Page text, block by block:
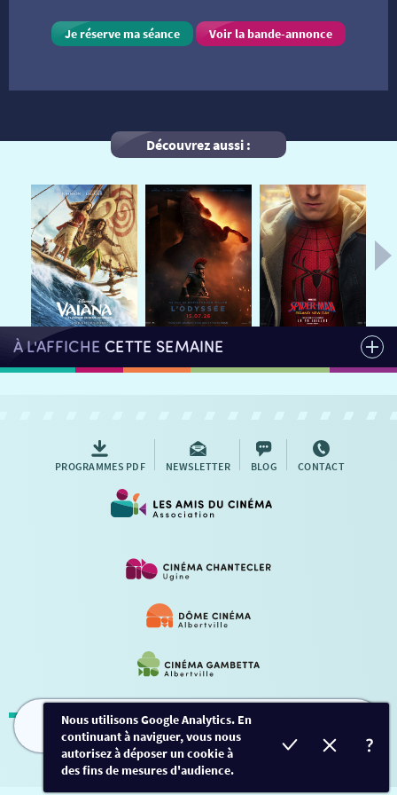
FILMS HORAIRES EVÈNEMENTS TARIFS
HORAIRES
LA PROG QUI OSE
JEUNESSE
AUTRES RENDEZ-VOUS
VISITE DE CABINE
STAGES VIDÉO
LES ATELIERS EN CLASSE
MON COMPTE
ADHÉRER
PARTENAIRES
LE REX
LE DORON
NOUS CONTACTER
Je réserve ma séance Voir la bande-annonce
Découvrez aussi :
À L'AFFICHE CETTE SEMAINE
PROGRAMMES PDF NEWSLETTER BLOG CONTACT
Mentions légales Contact
Conception et développement Créalp - Inscription
Nous utilisons Google Analytics. En
continuant à naviguer, vous nous
autorisez à déposer un cookie à
des fins de mesures d'audience.